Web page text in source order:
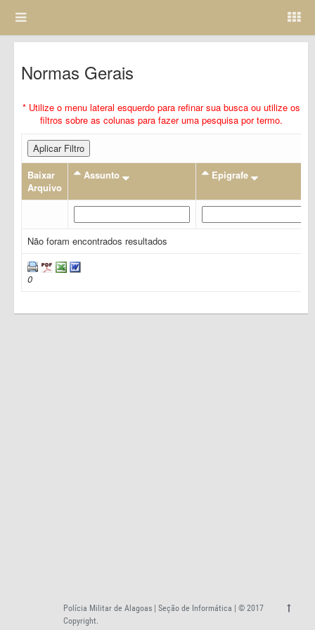
Normas Gerais
* Utilize o menu lateral esquerdo para refinar sua busca ou utilize os
filtros sobre as colunas para fazer uma pesquisa por termo.
Aplicar Filtro
Baixar
Arquivo
Assunto Epigrafe
Não foram encontrados resultados
0
Polícia Militar de Alagoas | Seção de Informática | © 2017
Copyright.